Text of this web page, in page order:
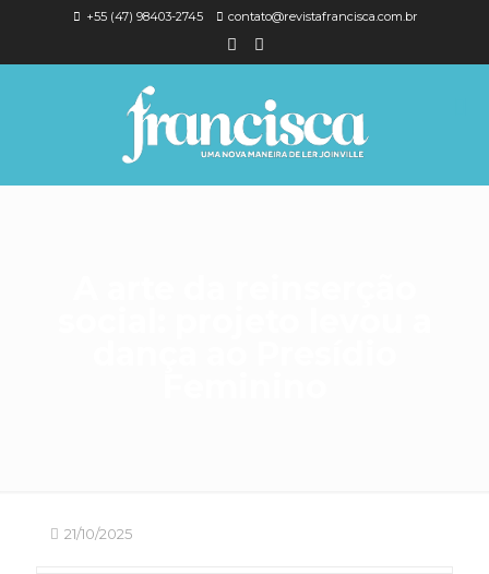
+55 (47) 98403-2745 contato@revistafrancisca.com.br
21/10/2025